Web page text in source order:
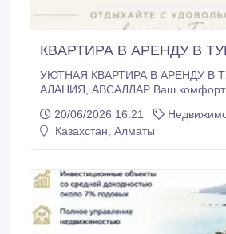
КВAРТИРА В АРЕНДУ В
УЮТНАЯ КВАРТИРА В АРЕНДУ В
АЛАНИЯ, АВСАЛЛАР Ваш комфортный отдых у
квартира 2+1 в живописном
(Алания) — отличное место для
есть всё необходимое для
отдыха Уютная планировка 2 спальни + гостиная
Кухня с техникой и всем необходимым
любое время года Инфраструктура жилого
20/06/2026 16:21
Казахстан, Алматы